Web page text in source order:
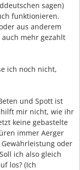
sagen)
funktionieren.
aus anderem
mehr gezahlt
ich noch nicht,
und Spott ist
mir nicht, wie ihr
keine gebastelte
immer Aerger
oder
ich also gleich
los? (Ich